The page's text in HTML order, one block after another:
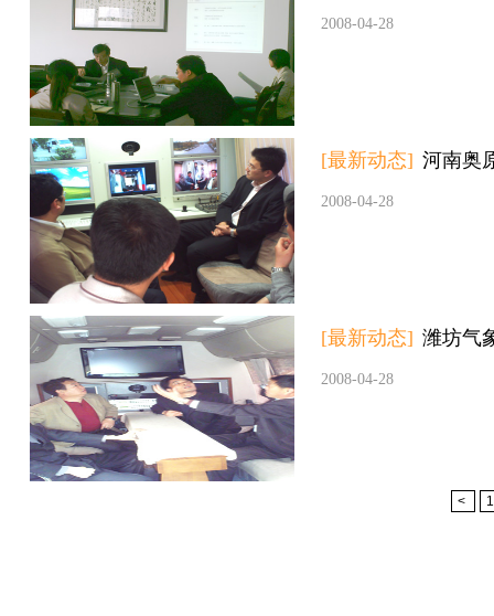
2008-04-28
[最新动态] 河南奥
2008-04-28
[最新动态] 潍坊气
2008-04-28
< 1